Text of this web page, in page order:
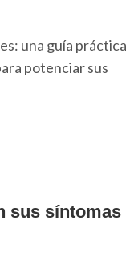
una guía práctica
potenciar sus
sus síntomas